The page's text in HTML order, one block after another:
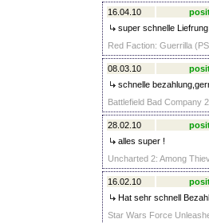
16.04.10
super schnelle
Red Faction: Guerrilla
08.03.10
schnelle
Battlefield Bad Company
28.02.10
alles super !
Uncharted 2: Among
16.02.10
Hat sehr schnell
Star Wars Force